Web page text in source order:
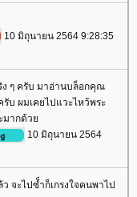
10 มิถุนายน 2564 9:28:35
ง ๆ ครับ มาอ่านบล็อกคุณ
รับ ผมเคยไปแวะไหว้พระ
ะมากด้ว
10 มิถุนายน 2564
จะไปซ็ำก็เกรงใจคนพาไป